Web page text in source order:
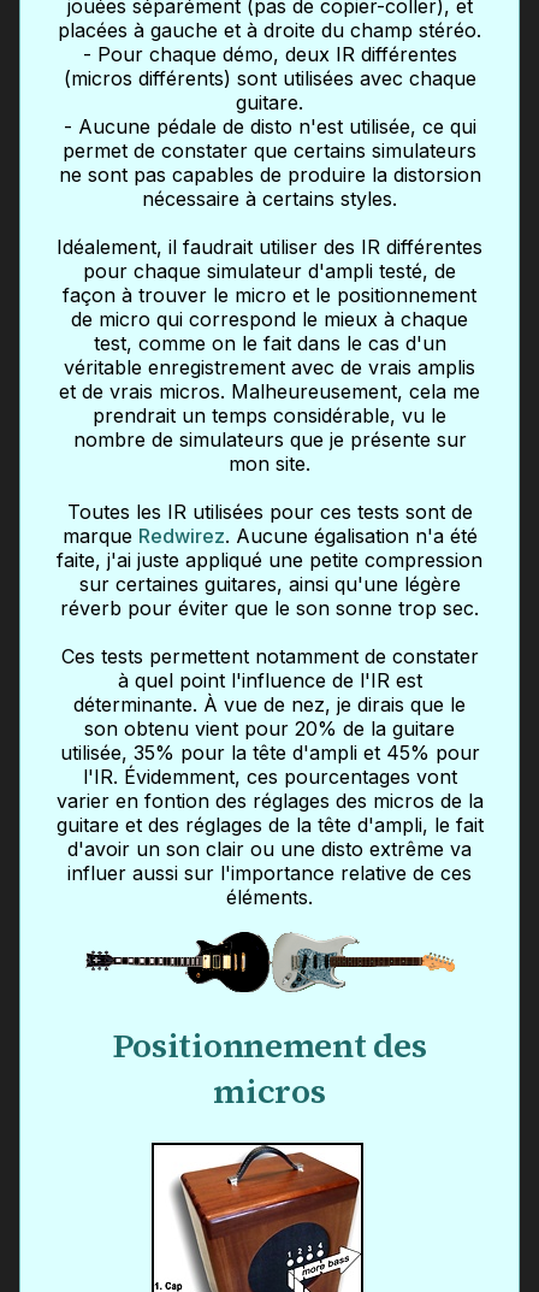
jouées séparément (pas de copier-coller), et
placées à gauche et à droite du champ stéréo.
- Pour chaque démo, deux IR différentes
(micros différents) sont utilisées avec chaque
guitare.
- Aucune pédale de disto n'est utilisée, ce qui
permet de constater que certains simulateurs
ne sont pas capables de produire la distorsion
nécessaire à certains styles.
Idéalement, il faudrait utiliser des IR différentes
pour chaque simulateur d'ampli testé, de
façon à trouver le micro et le positionnement
de micro qui correspond le mieux à chaque
test, comme on le fait dans le cas d'un
véritable enregistrement avec de vrais amplis
et de vrais micros. Malheureusement, cela me
prendrait un temps considérable, vu le
nombre de simulateurs que je présente sur
mon site.
Toutes les IR utilisées pour ces tests sont de
marque Redwirez. Aucune égalisation n'a été
faite, j'ai juste appliqué une petite compression
sur certaines guitares, ainsi qu'une légère
réverb pour éviter que le son sonne trop sec.
Ces tests permettent notamment de constater
à quel point l'influence de l'IR est
déterminante. À vue de nez, je dirais que le
son obtenu vient pour 20% de la guitare
utilisée, 35% pour la tête d'ampli et 45% pour
l'IR. Évidemment, ces pourcentages vont
varier en fontion des réglages des micros de la
guitare et des réglages de la tête d'ampli, le fait
d'avoir un son clair ou une disto extrême va
influer aussi sur l'importance relative de ces
éléments.
Positionnement des
micros